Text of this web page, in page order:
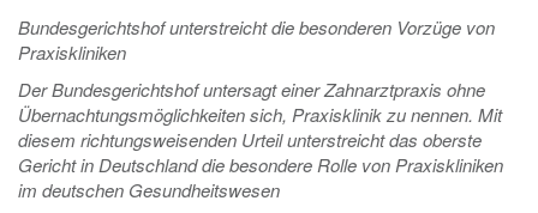
Bundesgerichtshof unterstreicht die besonderen Vorzüge von
Praxiskliniken
Der Bundesgerichtshof untersagt einer Zahnarztpraxis ohne
Übernachtungsmöglichkeiten sich, Praxisklinik zu nennen. Mit
diesem richtungsweisenden Urteil unterstreicht das oberste
Gericht in Deutschland die besondere Rolle von Praxiskliniken
im deutschen Gesundheitswesen